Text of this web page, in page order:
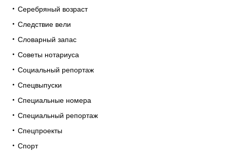
Серебряный возраст
Следствие вели
Словарный запас
Советы нотариуса
Социальный репортаж
Спецвыпуски
Специальные номера
Специальный репортаж
Спецпроекты
Спорт